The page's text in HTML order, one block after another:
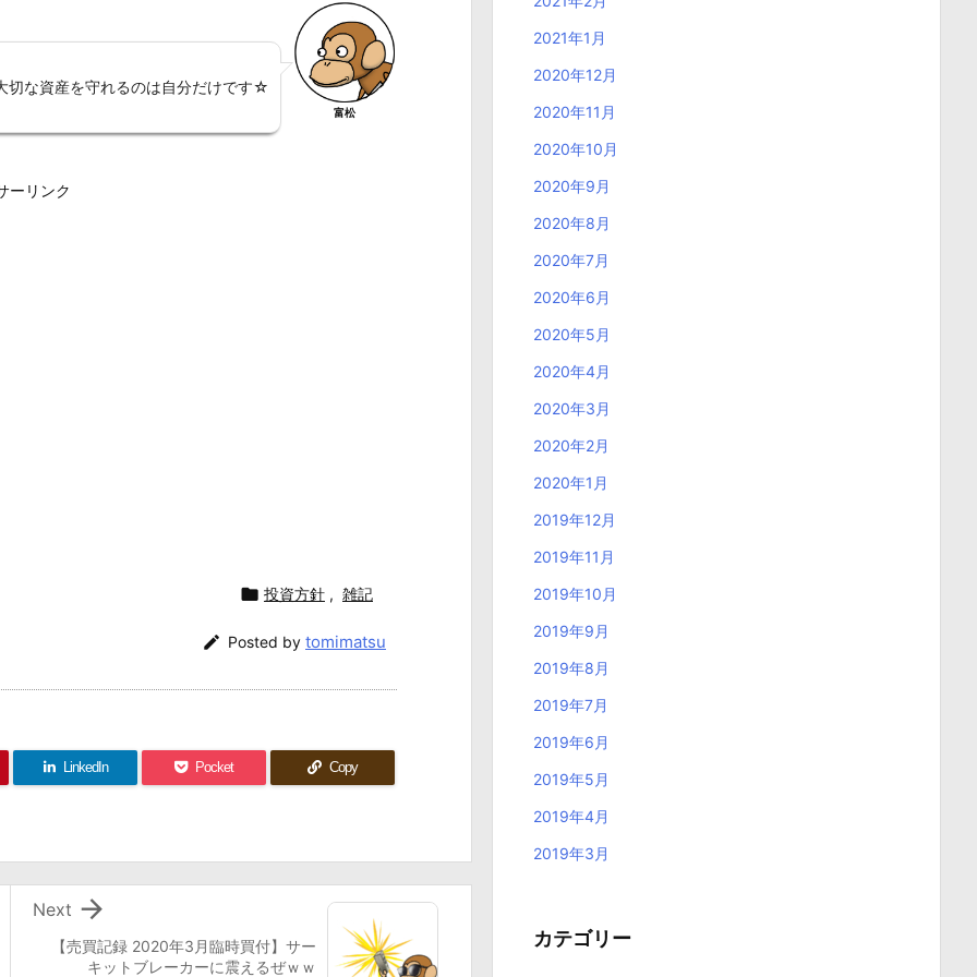
切な資産を守れるのは自分だけです☆
富松
ーリンク
 投資方針 , 雑記
 Posted by tomimatsu
LinkedIn Pocket Copy
【売買記録 2020年3月臨時買付】サー
キットブレーカーに震えるぜｗｗ

Next
2021年1月
2020年12月
2020年11月
2020年10月
2020年9月
2020年8月
2020年7月
2020年6月
2020年5月
2020年4月
2020年3月
2020年2月
2020年1月
2019年12月
2019年11月
2019年10月
2019年9月
2019年8月
2019年7月
2019年6月
2019年5月
2019年4月
2019年3月
カテゴリー